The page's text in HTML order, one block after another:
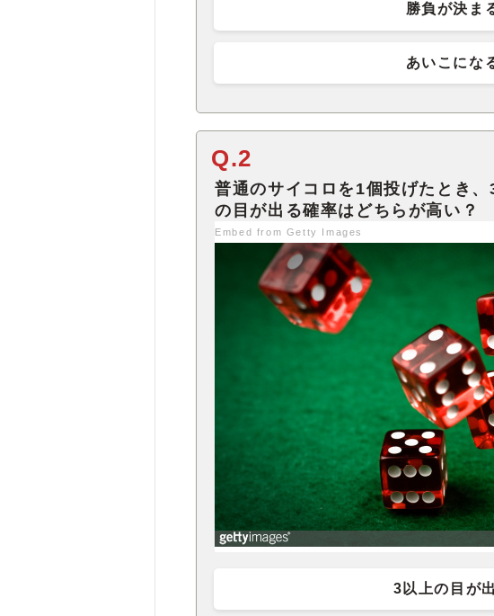
勝負が決ま
あいこにな
Q.2
普通のサイコロを1個投げたとき
Embed from Getty Images
3以上の目が